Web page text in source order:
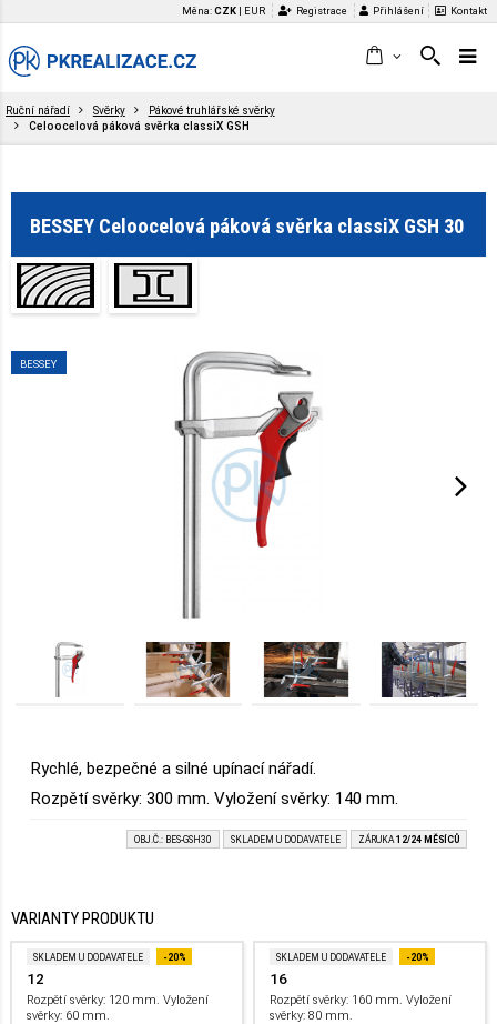
Měna:CZK EUR Registrace Přihlášení Kontakt
Ruční nářadí Svěrky
Pákové truhlářské svěrky
Celoocelová páková svěrka classiX GSH
BESSEY Celoocelová páková svěrka classiX GSH 30
BESSEY
Rychlé, bezpečné a silné upínací nářadí.
Rozpětí svěrky: 300 mm. Vyložení svěrky: 140 mm.
OBJ.Č.: BES-GSH30 SKLADEM U DODAVATELE ZÁRUKA 12/24 MĚSÍCŮ
VARIANTY PRODUKTU
SKLADEM U DODAVATELE -20%
12
Rozpětí svěrky: 120 mm. Vyložení
svěrky: 60 mm.
SKLADEM U DODAVATELE -20%
16
Rozpětí svěrky: 160 mm. Vyložení
svěrky: 80 mm.